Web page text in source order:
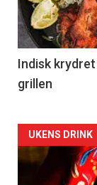
Indisk
grillen
Forsiden
akkurat
UKENS DRINK